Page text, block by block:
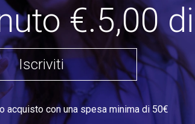
€.5,00
Iscriviti
acquisto con una spesa minima di 50€